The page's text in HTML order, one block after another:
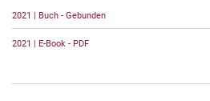
2021 | Buch - Gebunden
2021 | E-Book - PDF